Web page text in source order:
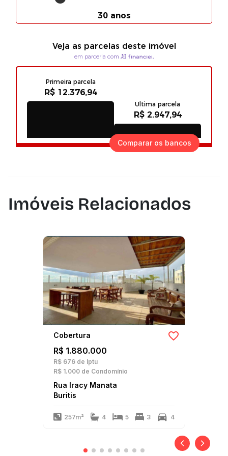
Comparar os bancos
Imóveis Relacionados
Cobertura
R$ 1.880.000
R$ 676 de Iptu
R$ 1.000 de Condomínio
Rua Iracy Manata
Buritis
257m² 4 5 3 4